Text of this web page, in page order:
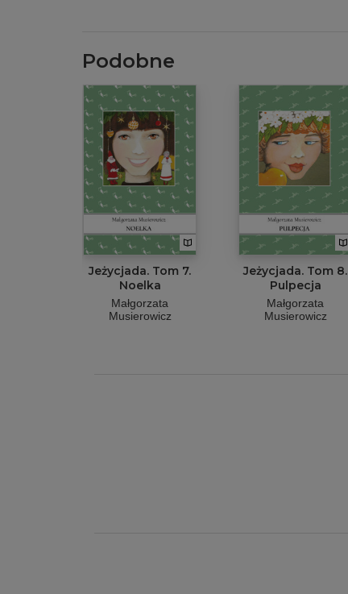
Podobne
Jeżycjada. Tom 7.
Noelka
Małgorzata
Musierowicz
Jeżycjada. Tom 8.
Pulpecja
Małgorzata
Musierowicz